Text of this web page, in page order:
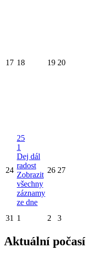
17 18 19 20
24
25
1
Dej dál
radost
Zobrazit
všechny
záznamy
ze dne
26 27
31 1 2 3
Aktuální počasí